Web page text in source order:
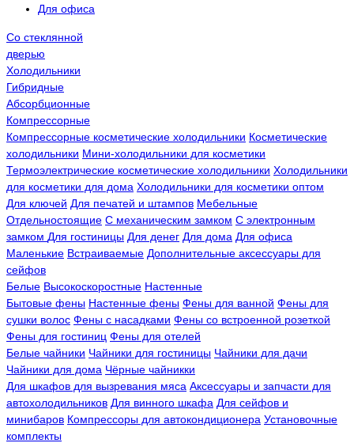
Для офиса
Со стеклянной
дверью
Холодильники
Гибридные
Абсорбционные
Компрессорные
Компрессорные косметические холодильники Косметические
холодильники Мини-холодильники для косметики
Термоэлектрические косметические холодильники Холодильники
для косметики для дома Холодильники для косметики оптом
Для ключей Для печатей и штампов Мебельные
Отдельностоящие С механическим замком С электронным
замком Для гостиницы Для денег Для дома Для офиса
Маленькие Встраиваемые Дополнительные аксессуары для
сейфов
Белые Высокоскоростные Настенные
Бытовые фены Настенные фены Фены для ванной Фены для
сушки волос Фены с насадками Фены со встроенной розеткой
Фены для гостиниц Фены для отелей
Белые чайники Чайники для гостиницы Чайники для дачи
Чайники для дома Чёрные чайникки
Для шкафов для вызревания мяса Аксессуары и запчасти для
автохолодильников Для винного шкафа Для сейфов и
минибаров Компрессоры для автокондиционера Установочные
комплекты